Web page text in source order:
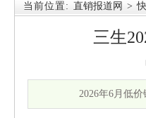
当前位置: 直销报道网 >
三生
2026年6月低价